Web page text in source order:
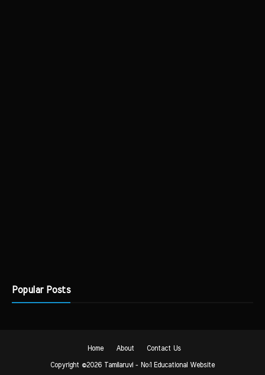
Popular Posts
Home About Contact Us
Copyright ©2026 Tamilaruvi - No:1 Educational Website